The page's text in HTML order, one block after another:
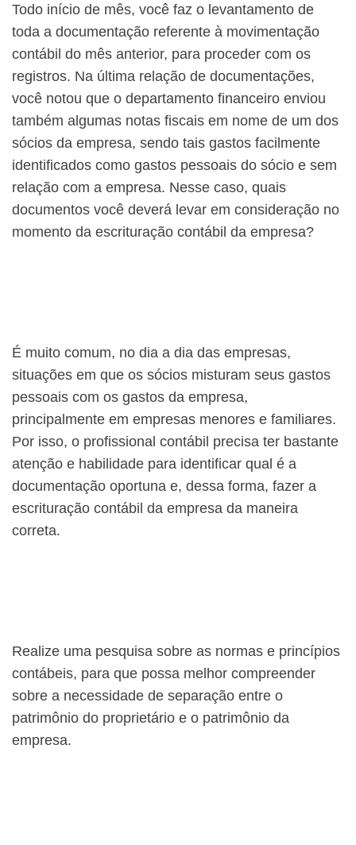
Todo início de mês, você faz o levantamento de
toda a documentação referente à movimentação
contábil do mês anterior, para proceder com os
registros. Na última relação de documentações,
você notou que o departamento financeiro enviou
também algumas notas fiscais em nome de um dos
sócios da empresa, sendo tais gastos facilmente
identificados como gastos pessoais do sócio e sem
relação com a empresa. Nesse caso, quais
documentos você deverá levar em consideração no
momento da escrituração contábil da empresa?
É muito comum, no dia a dia das empresas,
situações em que os sócios misturam seus gastos
pessoais com os gastos da empresa,
principalmente em empresas menores e familiares.
Por isso, o profissional contábil precisa ter bastante
atenção e habilidade para identificar qual é a
documentação oportuna e, dessa forma, fazer a
escrituração contábil da empresa da maneira
correta.
Realize uma pesquisa sobre as normas e princípios
contábeis, para que possa melhor compreender
sobre a necessidade de separação entre o
patrimônio do proprietário e o patrimônio da
empresa.